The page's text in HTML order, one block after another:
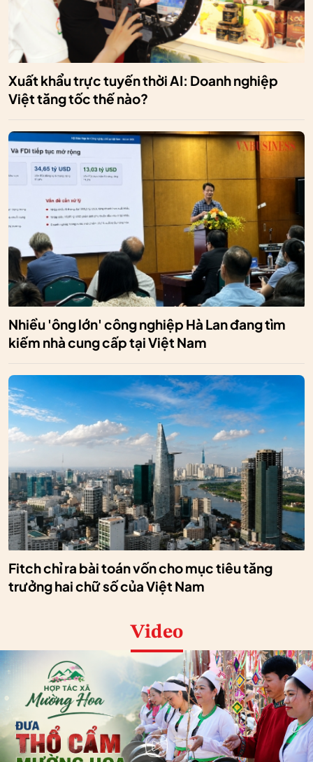
Xuất khẩu trực tuyến thời AI: Doanh nghiệp
Việt tăng tốc thế nào?
Nhiều 'ông lớn' công nghiệp Hà Lan đang tìm
kiếm nhà cung cấp tại Việt Nam
Fitch chỉ ra bài toán vốn cho mục tiêu tăng
trưởng hai chữ số của Việt Nam
Video